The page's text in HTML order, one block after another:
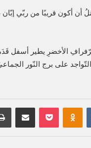
أن أكون قريبًا من ربّي
الأخضرِ يطير أسفل
على برج النّور
بوكيت